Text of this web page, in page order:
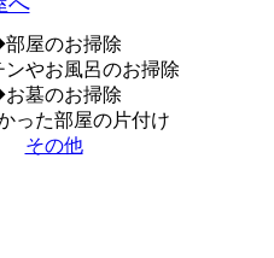
屋のお掃除
やお風呂のお掃除
墓のお掃除
った部屋の片付け
その他